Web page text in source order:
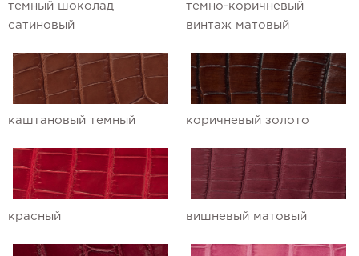
темный шоколад
сатиновый
темно-коричневый
винтаж матовый
каштановый темный коричневый золото
красный вишневый матовый
Ремешки для часов Ulysse Nardin
Ремешки для часов Vacheron
Constantin
Ремешки для часов Zenith